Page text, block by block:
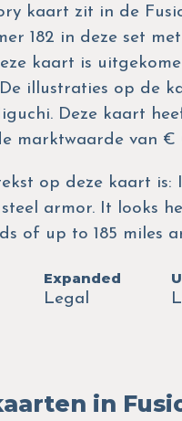
kaart zit in de
182 in deze set
kaart is
De illustraties op de
Deze kaart
marktwaarde van €
op deze kaart is:
armor. It looks
of up to 185 miles
Expanded
Legal
in